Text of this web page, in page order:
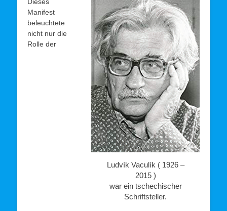
Ludvík Vaculík ( 1926 –
2015 )
war ein tschechischer
Schriftsteller.
Manifest
beleuchtete
nicht nur die
Rolle der